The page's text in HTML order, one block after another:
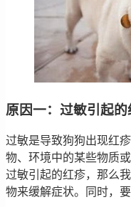
原因一：过敏引起的
过敏是导致狗狗出现红
物、环境中的某些物质
过敏引起的红疹，那么
物来缓解症状。同时，